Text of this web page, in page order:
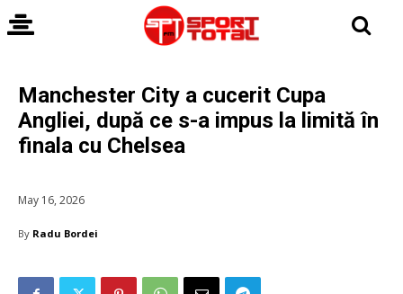
Manchester City a cucerit Cupa
Angliei, după ce s-a impus la limită în
finala cu Chelsea
May 16, 2026
By Radu Bordei